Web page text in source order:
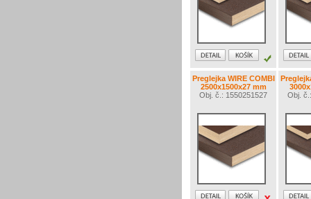
Preglejka WIRE COMBI
2500x1500x27 mm
Obj. č.: 1550251527
Obj.